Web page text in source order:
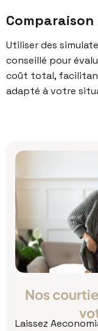
Utiliser des
conseillé pour
coût total,
adapté à votre
Nos
Laissez